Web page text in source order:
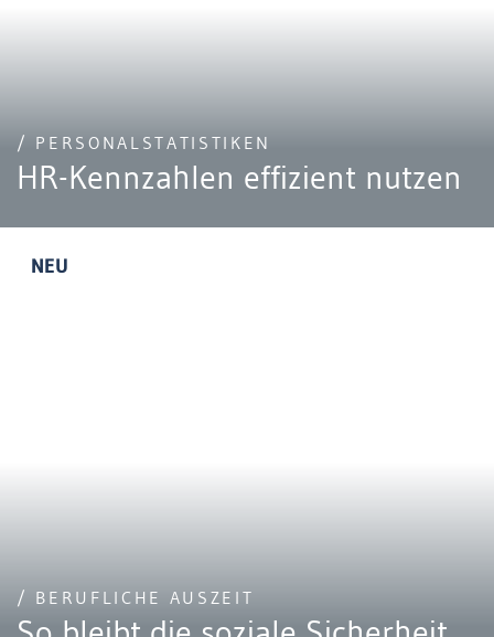
/ PERSONALSTATISTIKEN
HR-Kennzahlen effizient nutzen
NEU
/ BERUFLICHE AUSZEIT